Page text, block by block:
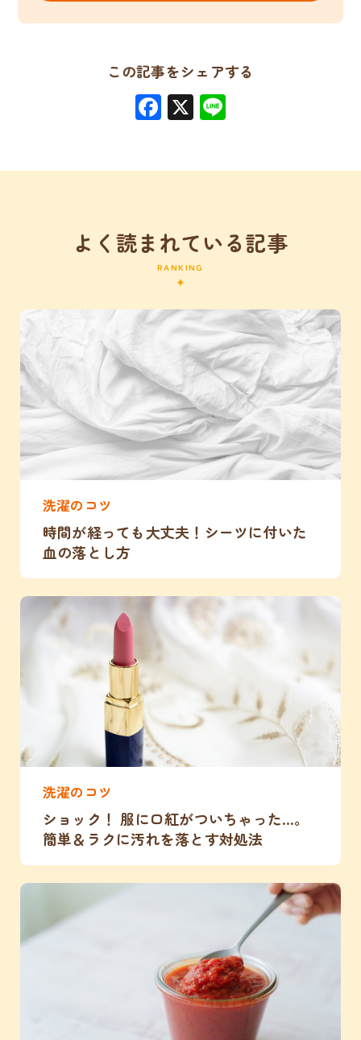
この記事をシェアする
Facebook
X
よく読まれている記事
RANKING
洗濯のコツ
時間が経っても大丈夫！シーツに付いた
血の落とし方
洗濯のコツ
ショック！ 服に口紅がついちゃった…。
簡単＆ラクに汚れを落とす対処法